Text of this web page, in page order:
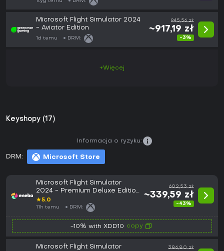
1tyg temu DRM:
Microsoft Flight Simulator 2024
- Aviator Edition
1d temu DRM:
945,56 zł
~917,19 zł
-3%
+Więcej
Keyshopy (17)
DRM: Microsoft Store
Informacja o ryzyku:
Microsoft Flight Simulator
2024 - Premium Deluxe Edition
(PC/Xbox Series X|S) XBOX
LIVE Key EUROPE
★5.0
11h temu DRM:
602,53 zł
~339,59 zł
-43%
-10% with XDD10 copy
Microsoft Flight Simulator
386,80 zł